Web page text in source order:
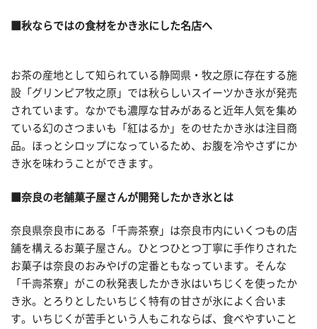
秋ならではの食材をかき氷にした名店へ
お茶の産地として知られている静岡県・牧之原に存在する施
設「グリンピア牧之原」では秋らしいスイーツかき氷が発売
されています。なかでも濃厚な甘みがあると近年人気を集め
ている幻のさつまいも「紅はるか」をのせたかき氷は注目商
品。ほっとシロップになっているため、お腹を冷やさずにか
き氷を味わうことができます。
奈良の老舗菓子屋さんが開発したかき氷とは
奈良県奈良市にある「千壽茶寮」は奈良市内にいくつもの店
舗を構えるお菓子屋さん。ひとつひとつ丁寧に手作りされた
お菓子は奈良のおみやげの定番ともなっています。そんな
「千壽茶寮」がこの秋発表したかき氷はいちじくを使ったか
き氷。とろりとしたいちじく特有の甘さが氷によく合いま
す。いちじくが苦手という人もこれならば、食べやすいこと